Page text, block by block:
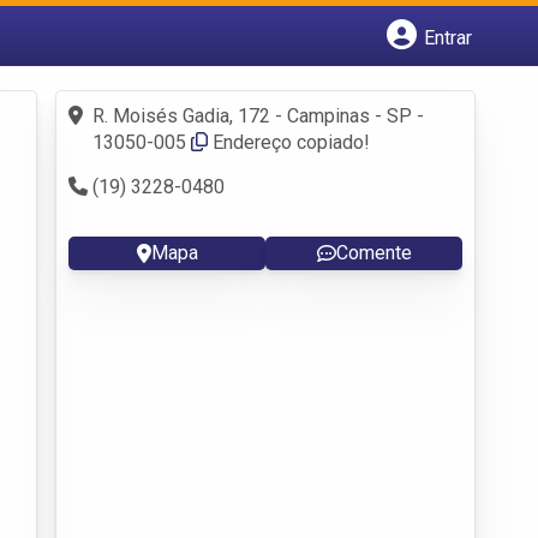
Entrar
Fazer login
Criar conta
R. Moisés Gadia, 172 - Campinas - SP -
13050-005
Endereço copiado!
(19) 3228-0480
Mapa Comente